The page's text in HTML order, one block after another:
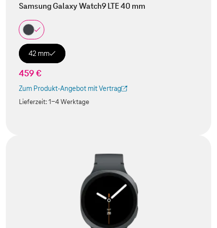
Samsung Galaxy Watch9 LTE 40 mm
42 mm
459 €
Zum Produkt-Angebot mit Vertrag
(Der Link wird in einem neuen Tab geöffnet)
Lieferzeit:1-4 Werktage